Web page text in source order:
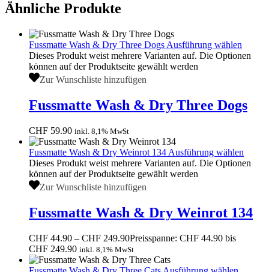
Ähnliche Produkte
Fussmatte Wash & Dry Three Dogs Ausführung wählen
Dieses Produkt weist mehrere Varianten auf. Die Optionen
können auf der Produktseite gewählt werden
Zur Wunschliste hinzufügen
Fussmatte Wash & Dry Three Dogs
CHF 59.90 inkl. 8,1% MwSt
Fussmatte Wash & Dry Weinrot 134 Ausführung wählen
Dieses Produkt weist mehrere Varianten auf. Die Optionen
können auf der Produktseite gewählt werden
Zur Wunschliste hinzufügen
Fussmatte Wash & Dry Weinrot 134
CHF 44.90 – CHF 249.90Preisspanne: CHF 44.90 bis
CHF 249.90 inkl. 8,1% MwSt